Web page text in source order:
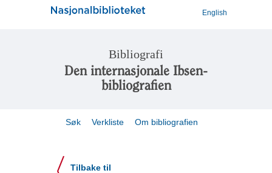
English
Bibliografi
Den internasjonale Ibsen-
bibliografien
Søk Verkliste Om bibliografien
Tilbake til